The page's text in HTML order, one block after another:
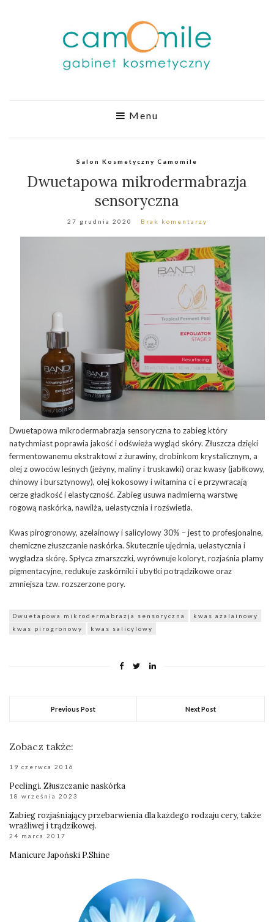
Menu
Salon Kosmetyczny Camomile
Dwuetapowa mikrodermabrazja
sensoryczna
27 grudnia 2020 Brak komentarzy
Dwuetapowa mikrodermabrazja sensoryczna to zabieg który
natychmiast poprawia jakość i odświeża wygląd skóry. Złuszcza dzięki
fermentowanemu ekstraktowi z żurawiny, drobinkom krystalicznym, a
olej z owoców leśnych (jeżyny, maliny i truskawki) oraz kwasy (jabłkowy,
chinowy i bursztynowy), olej kokosowy i witamina c i e przywracają
cerze gładkość i elastyczność. Zabieg usuwa nadmierną warstwę
rogową naskórka, nawilża, uelastycznia i rozświetla.
Kwas pirogronowy, azelainowy i salicylowy 30% – jest to profesjonalne,
chemiczne złuszczanie naskórka. Skutecznie ujędrnia, uelastycznia i
wygładza skórę. Spłyca zmarszczki, wyrównuje koloryt, rozjaśnia plamy
pigmentacyjne, redukuje zaskórniki i ubytki potrądzikowe oraz
zmniejsza tzw. rozszerzone pory.
Dwuetapowa mikrodermabrazja sensoryczna
kwas azalainowy
kwas pirogronowy
kwas salicylowy
Previous Post Next Post
Zobacz także:
19 czerwca 2016
Peelingi. Złuszczanie naskórka
18 września 2023
Zabieg rozjaśniający przebarwienia dla każdego rodzaju cery, także
wrażliwej i trądzikowej.
24 marca 2017
Manicure Japoński P.Shine